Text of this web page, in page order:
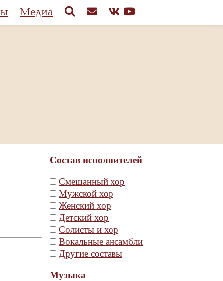
Медиа
Состав исполнителей
Смешанный хор
Мужской хор
Женский хор
Детский хор
Солисты и хор
Вокальные ансамбли
Другие составы
Музыка